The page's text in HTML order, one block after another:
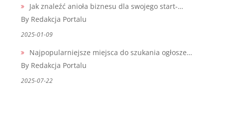
Jak znaleźć anioła biznesu dla swojego start-…
By Redakcja Portalu
2025-01-09
Najpopularniejsze miejsca do szukania ogłosze…
By Redakcja Portalu
2025-07-22